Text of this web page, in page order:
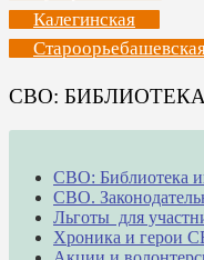
Калегинская
СВО:
СВО: Библиотека
СВО.
Льготы для
Хроника и герои